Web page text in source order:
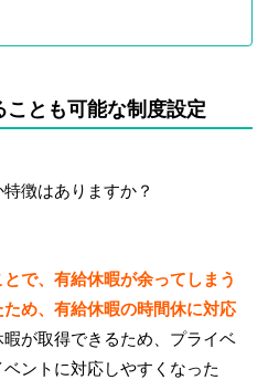
ことも可能な制度設定
徴はありますか？
で、有給休暇が余ってしまう
め、有給休暇の時間休に対応
暇が取得できるため、プライベ
ントに対応しやすくなった